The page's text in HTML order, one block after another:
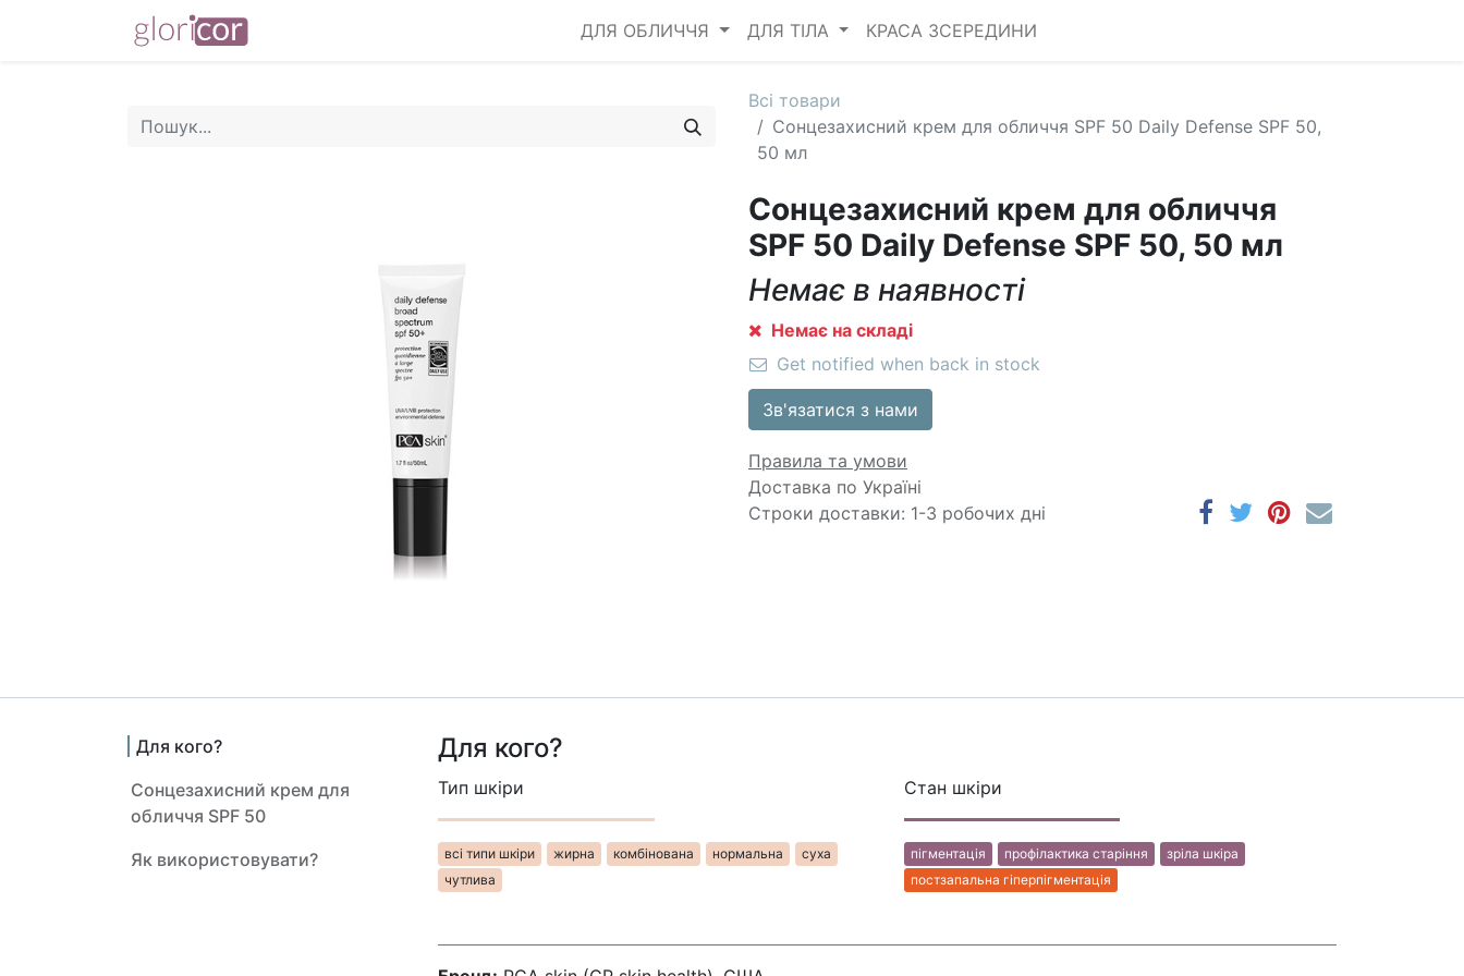
ДЛЯ ОБЛИЧЧЯ ДЛЯ ТІЛА КРАСА ЗСЕРЕДИНИ
Всі товари
Сонцезахисний крем для обличчя SPF 50 Daily Defense SPF 50,
50 мл
Сонцезахисний крем для обличчя
SPF 50 Daily Defense SPF 50, 50 мл
Немає в наявності
Немає на складі
Get notified when back in stock
Зв'язатися з нами
Правила та умови
Доставка по Україні
Строки доставки: 1-3 робочих дні
Для кого?
Сонцезахисний крем для
обличчя SPF 50
Як використовувати?
Для кого?
Тип шкіри
всі типи шкі​​​​ри​​ жир​​на​​ комбінована нормальна
суха
чутлива​​
Стан шкіри
пігментація профілактика старін​​ня
зріла шкіра
постзапальна гіперпігментація